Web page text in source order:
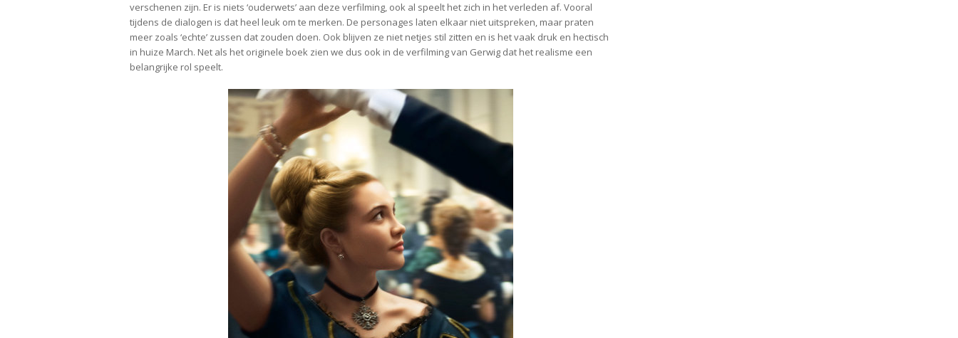
verschenen zijn. Er is niets ‘ouderwets’ aan deze verfilming, ook al speelt het zich in het verleden af. Vooral
tijdens de dialogen is dat heel leuk om te merken. De personages laten elkaar niet uitspreken, maar praten
meer zoals ‘echte’ zussen dat zouden doen. Ook blijven ze niet netjes stil zitten en is het vaak druk en hectisch
in huize March. Net als het originele boek zien we dus ook in de verfilming van Gerwig dat het realisme een
belangrijke rol speelt.